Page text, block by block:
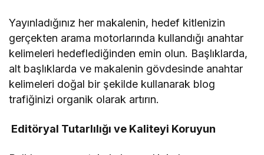
Yayınladığınız her makalenin, hedef kitlenizin
gerçekten arama motorlarında kullandığı anahtar
kelimeleri hedeflediğinden emin olun. Başlıklarda,
alt başlıklarda ve makalenin gövdesinde anahtar
kelimeleri doğal bir şekilde kullanarak blog
trafiğinizi organik olarak artırın.
Editöryal Tutarlılığı ve Kaliteyi Koruyun